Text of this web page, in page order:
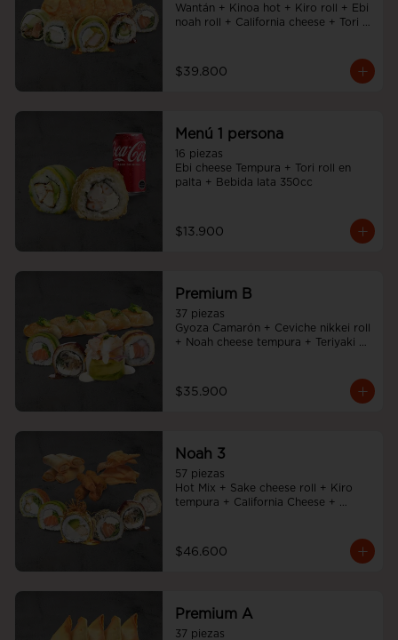
Wantán + Kinoa hot + Kiro roll + Ebi
noah roll + California cheese + Tori
$39.800
Menú 1 persona
16 piezas
Ebi cheese Tempura + Tori roll en
palta + Bebida lata 350cc
$13.900
Premium B
37 piezas
Gyoza Camarón + Ceviche nikkei roll
+ Noah cheese tempura + Teriyaki
$35.900
Noah 3
57 piezas
Hot Mix + Sake cheese roll + Kiro
tempura + California Cheese +
$46.600
Premium A
37 piezas